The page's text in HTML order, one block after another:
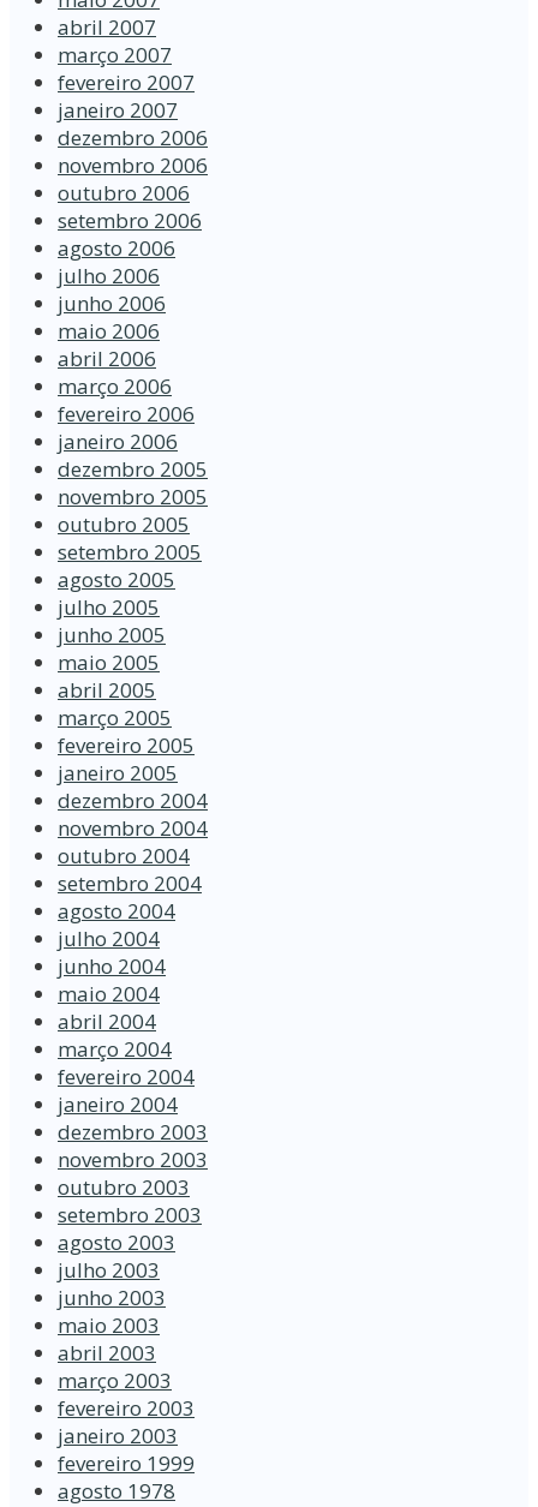
abril 2007
março 2007
fevereiro 2007
janeiro 2007
dezembro 2006
novembro 2006
outubro 2006
setembro 2006
agosto 2006
julho 2006
junho 2006
maio 2006
abril 2006
março 2006
fevereiro 2006
janeiro 2006
dezembro 2005
novembro 2005
outubro 2005
setembro 2005
agosto 2005
julho 2005
junho 2005
maio 2005
abril 2005
março 2005
fevereiro 2005
janeiro 2005
dezembro 2004
novembro 2004
outubro 2004
setembro 2004
agosto 2004
julho 2004
junho 2004
maio 2004
abril 2004
março 2004
fevereiro 2004
janeiro 2004
dezembro 2003
novembro 2003
outubro 2003
setembro 2003
agosto 2003
julho 2003
junho 2003
maio 2003
abril 2003
março 2003
fevereiro 2003
janeiro 2003
fevereiro 1999
agosto 1978